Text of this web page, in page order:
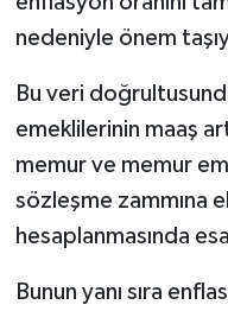
nedeniyle önem
Bu veri
emeklilerinin maaş
memur ve memur
sözleşme zammına
hesaplanmasında
Bunun yanı sıra